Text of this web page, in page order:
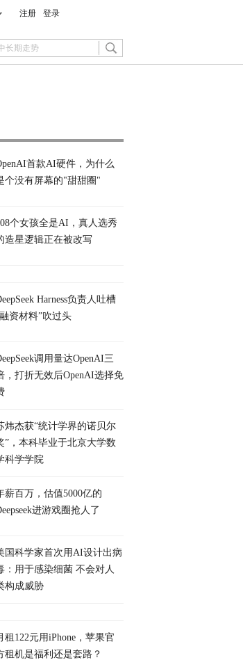
注册 登录
首款AI硬件，为什么
个没有屏幕的"甜甜圈"
个女孩全是AI，真人选秀
造星逻辑正在被改写
Harness负责人吐槽
资材料”吹过头
调用量达OpenAI三
，打折无效后OpenAI选择免
炜杰获“统计学界的诺贝尔
”，本科毕业于北京大学数
科学学院
薪百万，估值5000亿的
进游戏圈抢人了
国科学家首次用AI设计出病
：用于感染细菌 不会对人
构成威胁
租122元用iPhone，苹果官
租机是福利还是套路？